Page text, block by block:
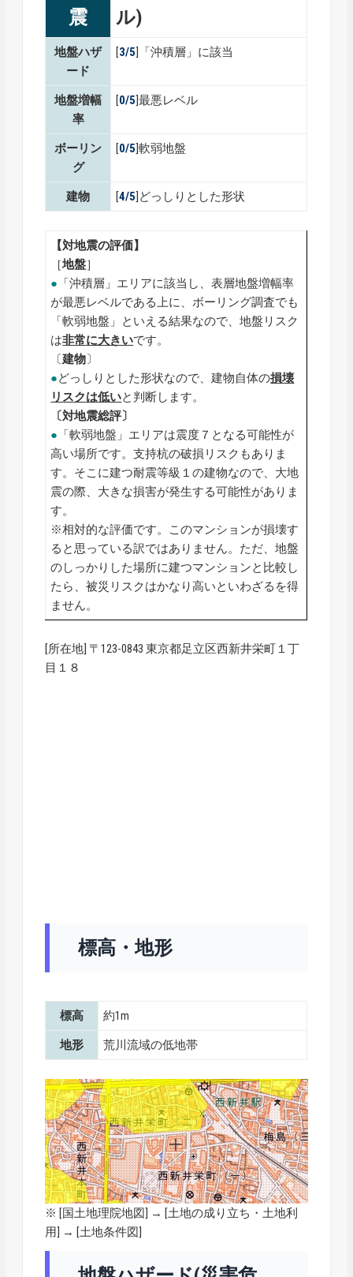
震
ル)
地盤ハザ
ード
[3/5]「沖積層」に該当
地盤増幅
率
[0/5]最悪レベル
ボーリン
グ
[0/5]軟弱地盤
建物 [4/5]どっしりとした形状
【対地震の評価】
［地盤］
● 「沖積層」エリアに該当し、表層地盤増幅率
が最悪レベルである上に、ボーリング調査でも
「軟弱地盤」といえる結果なので、地盤リスク
は非常に大きいです。
〔建物〕
●どっしりとした形状なので、建物自体の損壊
リスクは低いと判断します。
〔対地震総評〕
● 「軟弱地盤」エリアは震度７となる可能性が
高い場所です。支持杭の破損リスクもありま
す。そこに建つ耐震等級１の建物なので、大地
震の際、大きな損害が発生する可能性がありま
す。
※相対的な評価です。このマンションが損壊す
ると思っている訳ではありません。ただ、地盤
のしっかりした場所に建つマンションと比較し
たら、被災リスクはかなり高いといわざるを得
ません。
[所在地] 〒123-0843 東京都足立区西新井栄町１丁
目１８
標高・地形
標高 約1m
地形 荒川流域の低地帯
※ [ 国土地理院地図
] → [土地の成り立ち・土地利
用] → [土地条件図]